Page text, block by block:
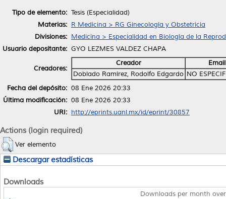
Tipo de elemento: Tesis (Especialidad)
Materias: R Medicina > RG Ginecología y Obstetricia
Divisiones: Medicina > Especialidad en Biología de la
Usuario depositante: GYO LEZMES VALDEZ CHAPA
Creadores:
Creador
Email
Doblado Ramírez, Rodolfo Edgardo NO
Fecha del depósito: 08 Ene 2026 20:33
Última modificación: 08 Ene 2026 20:33
URI: http://eprints.uanl.mx/id/eprint/30857
Actions (login required)
Ver elemento
Descargar estadísticas
Downloads
Downloads per month